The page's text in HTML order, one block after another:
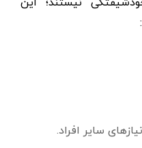
سایر افراد.